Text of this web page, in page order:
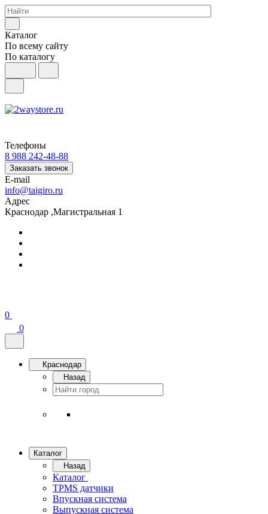
Каталог
По всему сайту
По каталогу
Телефоны
8 988 242-48-88
Заказать звонок
E-mail
info@taigiro.ru
Адрес
Краснодар ,Магистральная 1
0
0
Краснодар
Назад
Каталог
Назад
Каталог
TPMS датчики
Впускная система
Выпускная система